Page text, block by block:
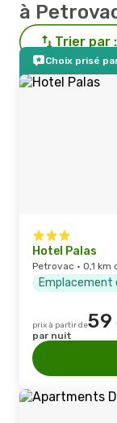
à
Trier par :
Choix prisé
Hotel Palas
Petrovac · 0,1
Emplacement
prix à partir de59
par nuit